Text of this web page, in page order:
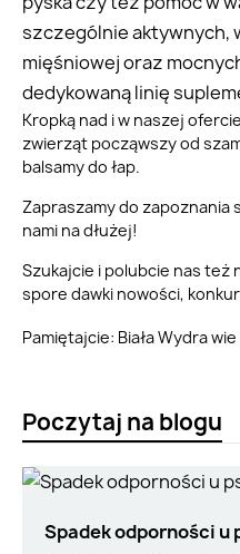
szczególnie aktywnych,
mięśniowej oraz
dedykowaną linię
Kropką nad i w naszej
zwierząt począwszy od
balsamy do łap.
Zapraszamy do zapoznania
nami na dłużej!
Szukajcie i polubcie nas też
spore dawki nowości,
Pamiętajcie: Biała Wydra
Poczytaj na blogu
Spadek odporności u